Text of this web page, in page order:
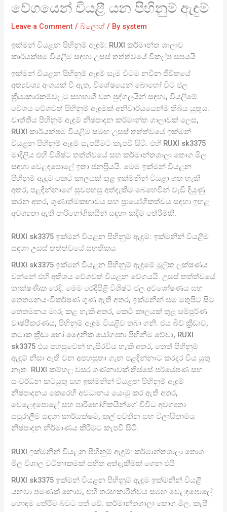
වේගයෙන් වියළී යන පිහිනුම් ඇඳුම්
Leave a Comment /බ්ලොග් / By system
ඉක්මන් වියළන පිහිනුම් ඇඳුම්: RUXI කර්මාන්ත ශාලාව
කාර්යක්ෂම වියළීම සඳහා උසස් තත්ත්වයේ විකල්ප සපයයි
ඉක්මන් වියළන පිහිනුම් ඇඳුම් සෑම විටම නවීන ජීවිතයේ
අත්‍යවශ්‍ය අංගයක් වී ඇත, විශේෂයෙන් බොහෝ විට ජල
ක්‍රියාකාරකම්වලට සහභාගී වන පුද්ගලයින් සඳහා, වියලීමේ
වේගය වේගවත් පිහිනුම් ඇඳුමක් අනිවාර්යයෙන්ම තිබිය යුතුය.
වෘත්තීය පිහිනුම් ඇඳුම් නිෂ්පාදන කර්මාන්ත ශාලාවක් ලෙස,
RUXI කාර්යක්ෂම වියළීම සමඟ උසස් තත්ත්වයේ ඉක්මන්
වියළන පිහිනුම් ඇඳුම් සැපයීමට කැපවී සිටී. එහි RUXI sk3375
මාදිලිය එහි විශිෂ්ට තත්ත්වයේ සහ කර්මාන්තශාලා තොග මිල
සඳහා වෙළඳපොලේ ඉතා ජනප්‍රියයි. මෙම ඉක්මන් වියළන
පිහිනුම් ඇඳුම කෙටි කාලයක් තුළ ඉක්මනින් වියළා ගත හැකි
අතර, පළඳින්නාගේ සුවපහසු අත්දැකීම බෙහෙවින් වැඩි දියුණු
කරන අතර, ගුණාත්මකභාවය සහ ප්‍රායෝගිකත්වය සඳහා ඉහළ
අවශ්‍යතා ඇති පාරිභෝගිකයින් සඳහා කදිම තේරීමකි.
RUXI sk3375 ඉක්මන් වියළන පිහිනුම් ඇඳුම්: ඉක්මනින් වියළීම
සඳහා උසස් තත්ත්වයේ සහතිකය
RUXI sk3375 ඉක්මන් වියළන පිහිනුම් ඇඳුමේ මූලික ලක්ෂණය
වන්නේ එහි අතිශය වේගවත් වියළන වේගයයි. උසස් තත්ත්වයේ
තාක්ෂණික රෙදි. මෙම රෙදිපිළි විශිෂ්ට ජල අවශෝෂණය සහ
තෙතමනය-විකර්ෂණ ගුණ ඇති අතර, ඉක්මනින් සම මතුපිට සිට
තෙතමනය මාරු කළ හැකි අතර, කෙටි කාලයක් තුළ සම්පූර්ණ
වාෂ්පීකරණය, පිහිනුම් ඇඳුම වියළිව තබා ගනී. එය බීච් ක්‍රීඩාව,
තටාක ක්‍රීඩා හෝ දෛනික යෝග්‍යතා පිහිනීම වේවා, RUXI
sk3375 එය පහසුවෙන් හැසිරවිය හැකි අතර, තෙත් පිහිනුම්
ඇඳුම් නිසා ඇති වන අපහසුතා ගැන පළඳින්නාට කරදර විය යුතු
නැත. RUXI කම්හල වසර ගණනාවක් තිස්සේ පර්යේෂණ සහ
සංවර්ධන කටයුතු සහ ඉක්මනින් වියළන පිහිනුම් ඇඳුම්
නිෂ්පාදනය කෙරෙහි අවධානය යොමු කර ඇති අතර,
වෙළෙඳපොළේ සහ පාරිභෝගිකයින්ගේ විවිධ අවශ්‍යතා
සපුරාලීම සඳහා කාර්යක්ෂම, කල් පවතින සහ විලාසිතාමය
නිෂ්පාදන නිර්මාණය කිරීමට කැපවී සිටී.
RUXI ඉක්මනින් වියළන පිහිනුම් ඇඳුම්: කර්මාන්තශාලා තොග
මිල විශාල වටිනාකමක් සහිත අත්දැකීමක් ගෙන එයි
RUXI sk3375 ඉක්මන් වියළන පිහිනුම් ඇඳුම ඉක්මනින් වියළී
යනවා පමණක් නොව, එහි තරඟකාරීත්වය සමඟ වෙළඳපොලේ
හොඳම තේරීම බවට පත් වේ. කර්මාන්තශාලා තොග මිල. කැපී